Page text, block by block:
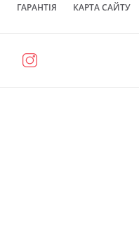
ГАРАНТІЯ КАРТА САЙТУ